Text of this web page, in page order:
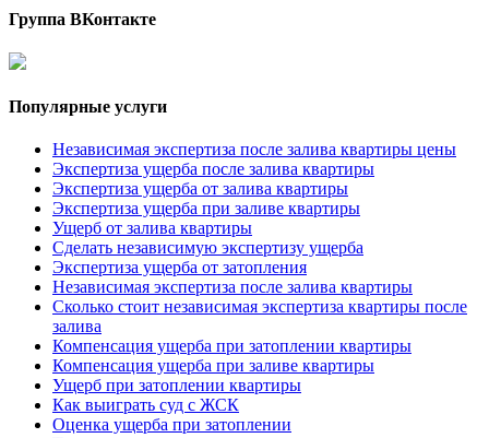
Группа ВКонтакте
Популярные услуги
Независимая экспертиза после залива квартиры цены
Экспертиза ущерба после залива квартиры
Экспертиза ущерба от залива квартиры
Экспертиза ущерба при заливе квартиры
Ущерб от залива квартиры
Cделать независимую экспертизу ущерба
Экспертиза ущерба от затопления
Независимая экспертиза после залива квартиры
Сколько стоит независимая экспертиза квартиры после
залива
Компенсация ущерба при затоплении квартиры
Компенсация ущерба при заливе квартиры
Ущерб при затоплении квартиры
Как выиграть суд с ЖСК
Оценка ущерба при затоплении